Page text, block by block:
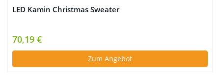
LED Kamin Christmas Sweater
70,19 €
Zum Angebot